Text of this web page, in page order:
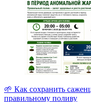
🌱 Как сохранить
правильному поливу